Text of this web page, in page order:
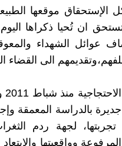
موقعها
ان تُحيا ذكراها
عوائل الشهداء
الى القضاء
وقد
بالدراسة المعمقة
لجهة ردم
وواقعيتها